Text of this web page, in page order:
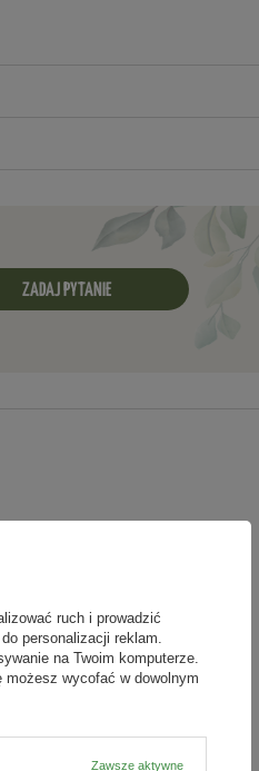
ZADAJ PYTANIE
ruch i prowadzić
personalizacji reklam.
na Twoim komputerze.
możesz wycofać w dowolnym
Zawsze aktywne